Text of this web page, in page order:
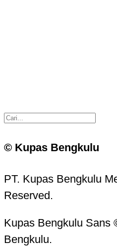
© Kupas Bengkulu
PT. Kupas Bengkulu
Reserved.
Kupas Bengkulu Sans
Bengkulu.